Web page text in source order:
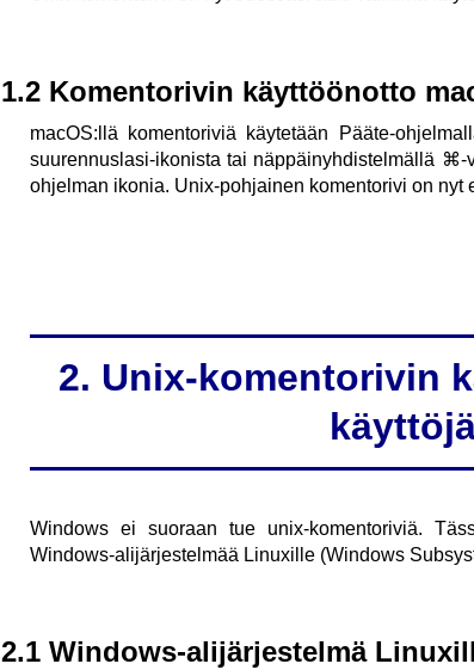
1.2 Komentorivin käyttöönotto
macOS:llä komentoriviä käytetään Pääte-
suurennuslasi-ikonista tai näppäinyhdistelmällä
ohjelman ikonia. Unix-pohjainen komentorivi on nyt
2. Unix-komentorivin
Windows ei suoraan tue unix-komentoriviä.
Windows-alijärjestelmää Linuxille (Windows
2.1 Windows-alijärjestelmä